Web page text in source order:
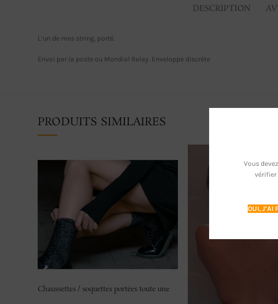
Vous
vérifier
OUI, J’AI
DESCRIPTION
L’un de mes string, porté.
Envoi par la poste ou Mondial Relay. Enveloppe discrète
PRODUITS SIMILAIRES
Chaussettes / soquettes portées toute une